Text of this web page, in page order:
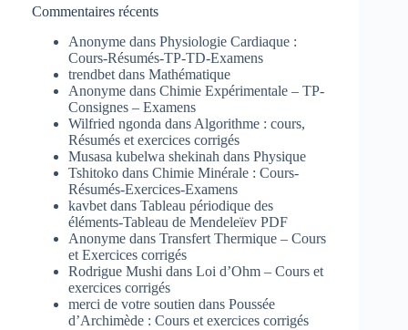
Commentaires récents
Anonyme dans Physiologie Cardiaque :
Cours-Résumés-TP-TD-Examens
trendbet dans Mathématique
Anonyme dans Chimie Expérimentale – TP-
Consignes – Examens
Wilfried ngonda dans Algorithme : cours,
Résumés et exercices corrigés
Musasa kubelwa shekinah dans Physique
Tshitoko dans Chimie Minérale : Cours-
Résumés-Exercices-Examens
kavbet dans Tableau périodique des
éléments-Tableau de Mendeleïev PDF
Anonyme dans Transfert Thermique – Cours
et Exercices corrigés
Rodrigue Mushi dans Loi d’Ohm – Cours et
exercices corrigés
merci de votre soutien dans Poussée
d’Archimède : Cours et exercices corrigés